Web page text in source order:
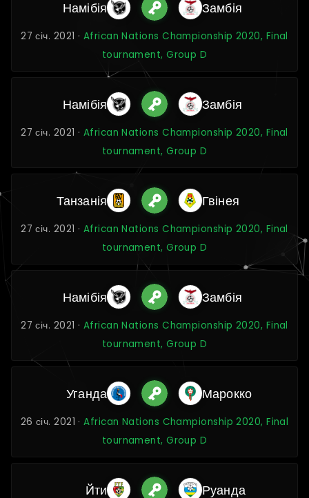
Намібія Замбія
27 січ. 2021 · African Nations Championship 2020, Final
tournament, Group D
Намібія Замбія
27 січ. 2021 · African Nations Championship 2020, Final
tournament, Group D
Танзанія Гвінея
27 січ. 2021 · African Nations Championship 2020, Final
tournament, Group D
Намібія Замбія
27 січ. 2021 · African Nations Championship 2020, Final
tournament, Group D
Уганда Марокко
26 січ. 2021 ·African Nations Championship 2020, Final
tournament, Group D
Йти Руанда